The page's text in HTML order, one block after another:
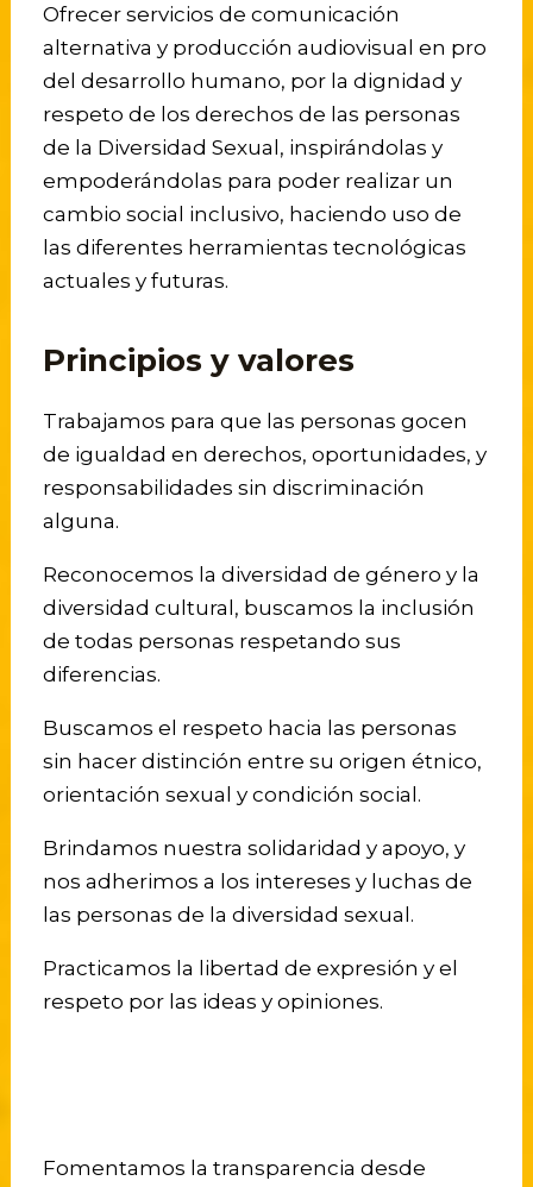
Ofrecer servicios de comunicación
alternativa y producción audiovisual en pro
del desarrollo humano, por la dignidad y
respeto de los derechos de las personas
de la Diversidad Sexual, inspirándolas y
empoderándolas para poder realizar un
cambio social inclusivo, haciendo uso de
las diferentes herramientas tecnológicas
actuales y futuras.
Principios y valores
Trabajamos para que las personas gocen
de igualdad en derechos, oportunidades, y
responsabilidades sin discriminación
alguna.
Reconocemos la diversidad de género y la
diversidad cultural, buscamos la inclusión
de todas personas respetando sus
diferencias.
Buscamos el respeto hacia las personas
sin hacer distinción entre su origen étnico,
orientación sexual y condición social.
Brindamos nuestra solidaridad y apoyo, y
nos adherimos a los intereses y luchas de
las personas de la diversidad sexual.
Practicamos la libertad de expresión y el
respeto por las ideas y opiniones.
Fomentamos la transparencia desde